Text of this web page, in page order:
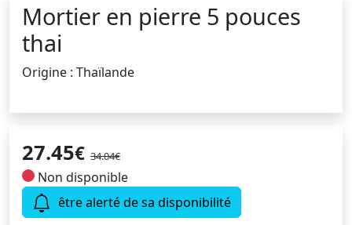
Mortier en pierre 5 pouces
thai
Origine : Thaïlande
27.45€ 34.04€
Non disponible
être alerté de sa disponibilité